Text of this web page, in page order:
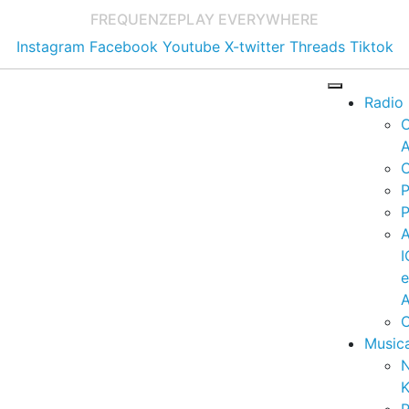
FREQUENZEPLAY EVERYWHERE
Instagram Facebook Youtube X-twitter Threads Tiktok
Radio
e